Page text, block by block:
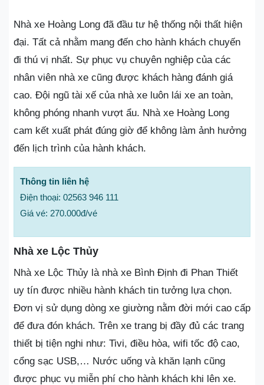
Nhà xe Hoàng Long đã đầu tư hệ thống nội thất hiện
đại. Tất cả nhằm mang đến cho hành khách chuyến
đi thú vị nhất. Sự phục vụ chuyên nghiệp của các
nhân viên nhà xe cũng được khách hàng đánh giá
cao. Đội ngũ tài xế của nhà xe luôn lái xe an toàn,
không phóng nhanh vượt ẩu. Nhà xe Hoàng Long
cam kết xuất phát đúng giờ để không làm ảnh hưởng
đến lịch trình của hành khách.
Thông tin liên hệ
Điện thoại: 02563 946 111
Giá vé: 270.000đ/vé
Nhà xe Lộc Thủy
Nhà xe Lộc Thủy là nhà xe Bình Định đi Phan Thiết
uy tín được nhiều hành khách tin tưởng lựa chọn.
Đơn vị sử dụng dòng xe giường nằm đời mới cao cấp
để đưa đón khách. Trên xe trang bị đầy đủ các trang
thiết bị tiện nghi như: Tivi, điều hòa, wifi tốc độ cao,
cổng sạc USB,… Nước uống và khăn lạnh cũng
được phục vụ miễn phí cho hành khách khi lên xe.